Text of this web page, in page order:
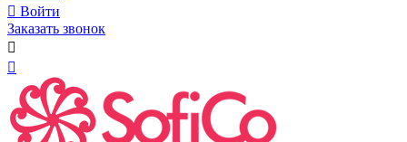
 Войти
Заказать звонок

